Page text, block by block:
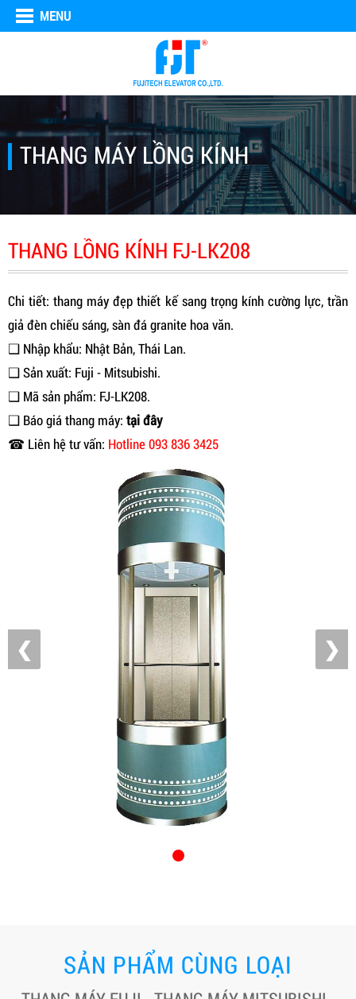
MENU
THANG MÁY LỒNG KÍNH
THANG LỒNG KÍNH FJ-LK208
Chi tiết: thang máy đẹp thiết kế sang trọng kính cường lực, trần
giả đèn chiếu sáng, sàn đá granite hoa văn.
❑ Nhập khẩu: Nhật Bản, Thái Lan.
❑ Sản xuất: Fuji - Mitsubishi.
❑ Mã sản phẩm: FJ-LK208.
❑ Báo giá thang máy: tại đây
☎ Liên hệ tư vấn: Hotline 093 836 3425
❮ ❯
SẢN PHẨM CÙNG LOẠI